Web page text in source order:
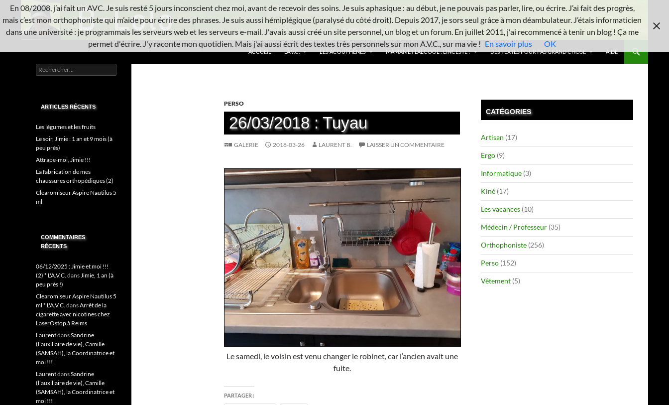
Aller
au
contenu
L'A.V.C. ACCUEIL L’A.V.C. LES ACOUPHÈNES MAMAN ET L’ALCOOL : L’INCESTE ! DES TEXTES POUR PAS GRAND CHOSE AIDE
PERSO
26/03/2018 : Tuyau
GALERIE 2018-03-26 LAURENT B. LAISSER UN COMMENTAIRE
Le samedi, le voisin est venu changer le robinet, car l’ancien avait une
fuite.
PARTAGER :
CATÉGORIES
Artisan (17)
Ergo (9)
Informatique (3)
Kiné (17)
Les vacances (10)
Médecin / Professeur (35)
Orthophoniste (256)
Perso (152)
Vêtement (5)
Informatique système
Rechercher :
ARTICLES RÉCENTS
Les légumes et les fruits
Le soir, Jimie : 1 an et 9 mois (à
peu près)
Attrape-moi, Jimie !!!
La fabrication de mes
chaussures orthopédiques (2)
Clearomiseur Aspire Nautilus 5
ml
COMMENTAIRES
RÉCENTS
06/12/2025 : Jimie et moi !!!
(2) * L'A.V.C. dansJimie, 1 an (à
peu près !)
Clearomiseur Aspire Nautilus 5
ml * L'A.V.C. dansArrêt de la
cigarette avec nicotines chez
LaserOstop à Reims
LaurentdansSandrine
(l’auxiliaire de vie), Camille
(SAMSAH), la Coordinatrice et
moi !!!
LaurentdansSandrine
(l’auxiliaire de vie), Camille
(SAMSAH), la Coordinatrice et
moi !!!
En 08/2008, j’ai fait un AVC. Je suis resté 5 jours inconscient chez moi, avant de recevoir des soins. Je suis aphasique : au début, je ne pouvais pas parler, lire, ou écrire. J’ai fait des progrès,
mais c’est mon orthophoniste qui m’aide pour écrire des phrases. Je suis aussi hémiplégique (paralysé du côté droit). Depuis 2017, je sors seul grâce à mon déambulateur. J’étais informaticien
dans une université : je programmais les serveurs web et les serveurs e-mail. J'avais aussi créé un site personnel, un blog et un forum. En juillet 2011, j'ai recommencé à tenir un blog ! Ça me
permet d'écrire. J'y raconte mon quotidien. Mais j'ai aussi écrit des textes très personnels sur mon A.V.C., sur ma vie ! En savoir plus OK